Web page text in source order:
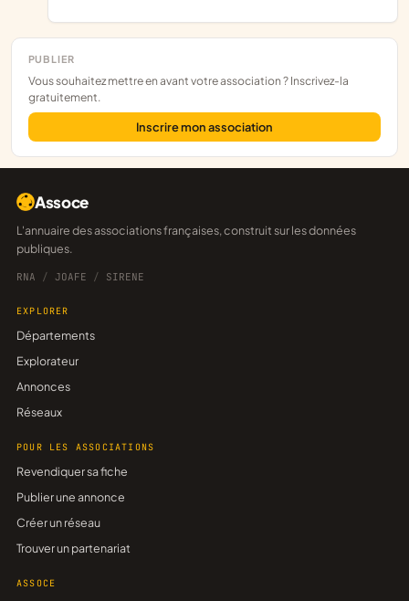
PUBLIER
Vous souhaitez mettre en avant votre association ? Inscrivez-la
gratuitement.
Inscrire mon association
Assoce
L'annuaire des associations françaises, construit sur les données
publiques.
RNA / JOAFE / SIRENE
EXPLORER
Départements
Explorateur
Annonces
Réseaux
POUR LES ASSOCIATIONS
Revendiquer sa fiche
Publier une annonce
Créer un réseau
Trouver un partenariat
ASSOCE